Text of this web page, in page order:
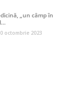
„un câmp în
octombrie 2023